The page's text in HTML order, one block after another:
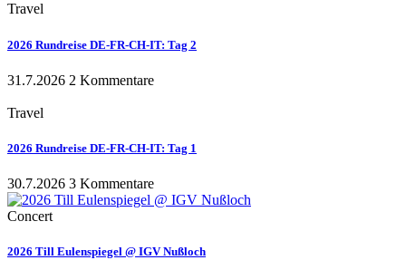
Travel
2026 Rundreise DE-FR-CH-IT: Tag 2
31.7.2026 2 Kommentare
Travel
2026 Rundreise DE-FR-CH-IT: Tag 1
30.7.2026 3 Kommentare
Concert
2026 Till Eulenspiegel @ IGV Nußloch